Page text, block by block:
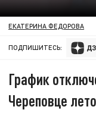
ЕКАТЕРИНА ФЕДОРОВА
ПОДПИШИТЕСЬ:
График
Череповце